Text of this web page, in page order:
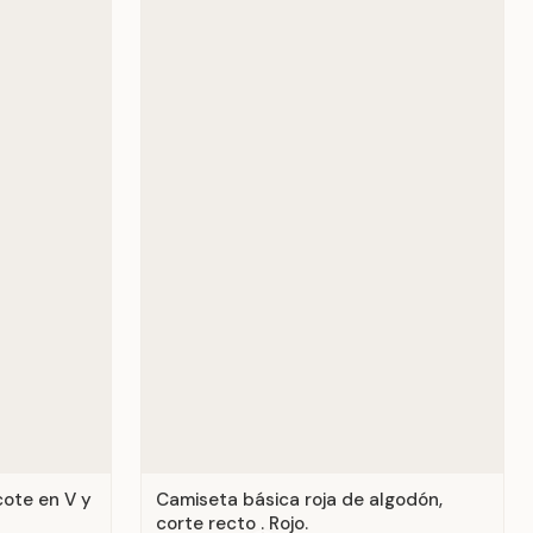
en V y
Camiseta básica roja de algodón,
corte recto . Rojo.